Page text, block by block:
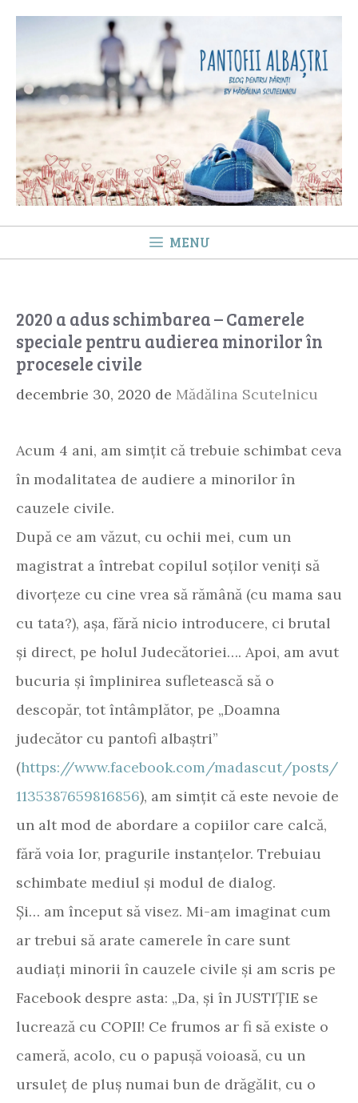
Sari
MENU
2020 a adus schimbarea – Camerele
speciale pentru audierea minorilor în
procesele civile
decembrie 30, 2020 de Mădălina Scutelnicu
Acum 4 ani, am simțit că trebuie schimbat ceva
în modalitatea de audiere a minorilor în
cauzele civile.
După ce am văzut, cu ochii mei, cum un
magistrat a întrebat copilul soților veniți să
divorțeze cu cine vrea să rămână (cu mama sau
cu tata?), așa, fără nicio introducere, ci brutal
și direct, pe holul Judecătoriei…. Apoi, am avut
bucuria și împlinirea sufletească să o
descopăr, tot întâmplător, pe „Doamna
judecător cu pantofi albaștri”
(https://www.facebook.com/madascut/posts/
1135387659816856), am simțit că este nevoie de
un alt mod de abordare a copiilor care calcă,
fără voia lor, pragurile instanțelor. Trebuiau
schimbate mediul și modul de dialog.
Și… am început să visez. Mi-am imaginat cum
ar trebui să arate camerele în care sunt
audiați minorii în cauzele civile și am scris pe
Facebook despre asta: „Da, și în JUSTIȚIE se
lucrează cu COPII! Ce frumos ar fi să existe o
cameră, acolo, cu o papușă voioasă, cu un
ursuleț de pluș numai bun de drăgălit, cu o